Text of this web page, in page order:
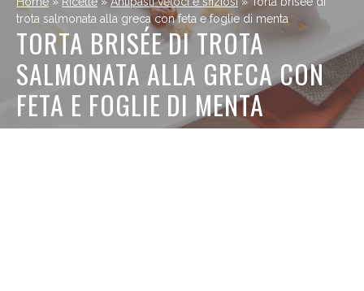
trota salmonata alla greca con feta e foglie di menta
TORTA BRISÉE DI TROTA
SALMONATA ALLA GRECA CON
FETA E FOGLIE DI MENTA